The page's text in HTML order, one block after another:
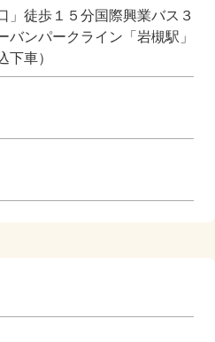
」徒歩１５分国際興業バス３
ンパークライン「岩槻駅」
車）